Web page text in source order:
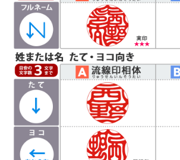
Ｃ 読 みやすい 印相体(よみやすいい
印相体を読みやすくした西
す。認印によく使用され、
高い書体になり、社内文書
使用をお勧めしています。